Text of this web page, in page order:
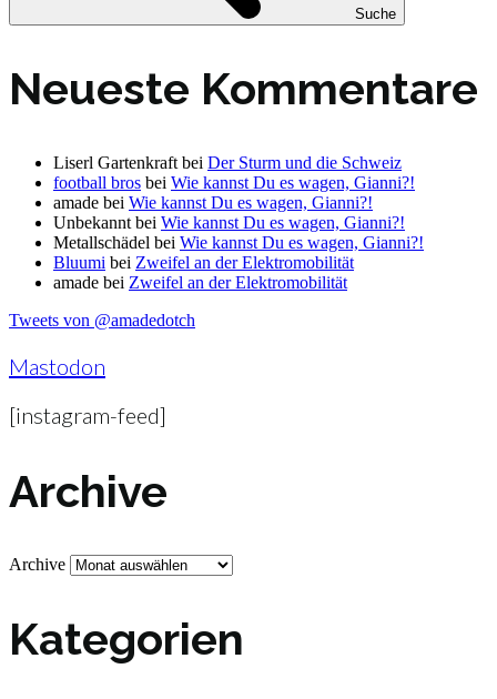
Suche
Neueste Kommentare
Liserl Gartenkraft bei Der Sturm und die Schweiz
football bros bei Wie kannst Du es wagen, Gianni?!
amade bei Wie kannst Du es wagen, Gianni?!
Unbekannt bei Wie kannst Du es wagen, Gianni?!
Metallschädel bei Wie kannst Du es wagen, Gianni?!
Bluumi bei Zweifel an der Elektromobilität
amade bei Zweifel an der Elektromobilität
Tweets von @amadedotch
Mastodon
[instagram-feed]
Archive
Archive
Kategorien